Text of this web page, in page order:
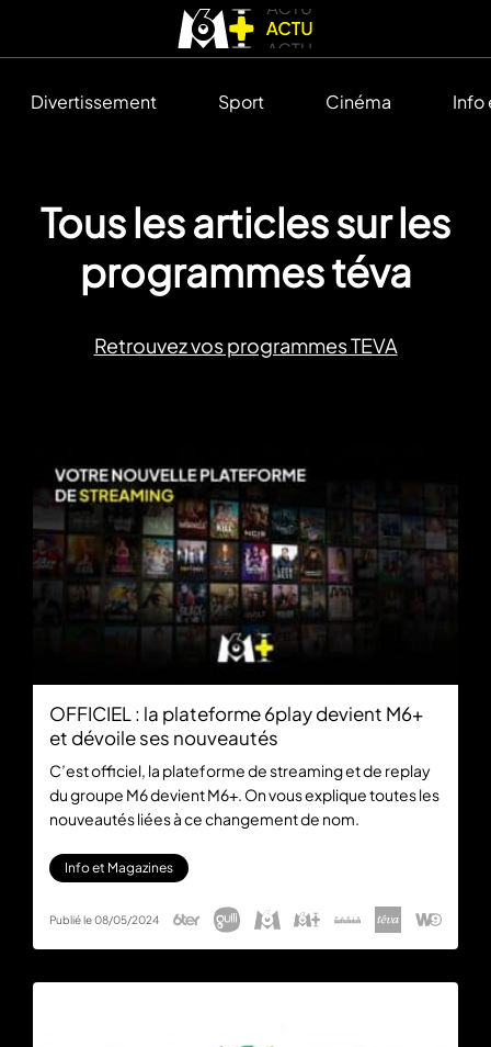
Divertissement Sport Cinéma Info
Tous les articles sur les
programmes téva
Retrouvez vos programmes TEVA
OFFICIEL : la plateforme 6play devient M6+
et dévoile ses nouveautés
C’est officiel, la plateforme de streaming et de replay
du groupe M6 devient M6+. On vous explique toutes les
nouveautés liées à ce changement de nom.
Info et Magazines
Publié le 08/05/2024